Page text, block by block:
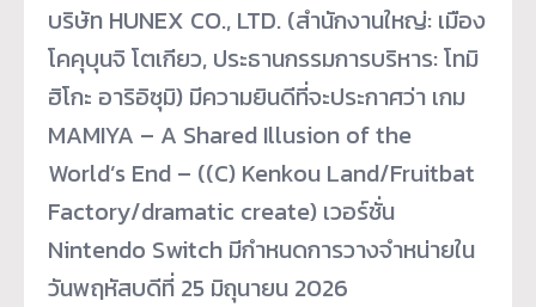
บริษัท HUNEX CO., LTD. (สำนักงานใหญ่: เมือง
โคคุบุนจิ โตเกียว, ประธานกรรมการบริหาร: โทมิ
ฮิโกะ อาริอิซุมิ) มีความยินดีที่จะประกาศว่า เกม
MAMIYA – A Shared Illusion of the
World’s End – ((C) Kenkou Land/Fruitbat
Factory/dramatic create) เวอร์ชั่น
Nintendo Switch มีกำหนดการวางจำหน่ายใน
วันพฤหัสบดีที่ 25 มิถุนายน 2026